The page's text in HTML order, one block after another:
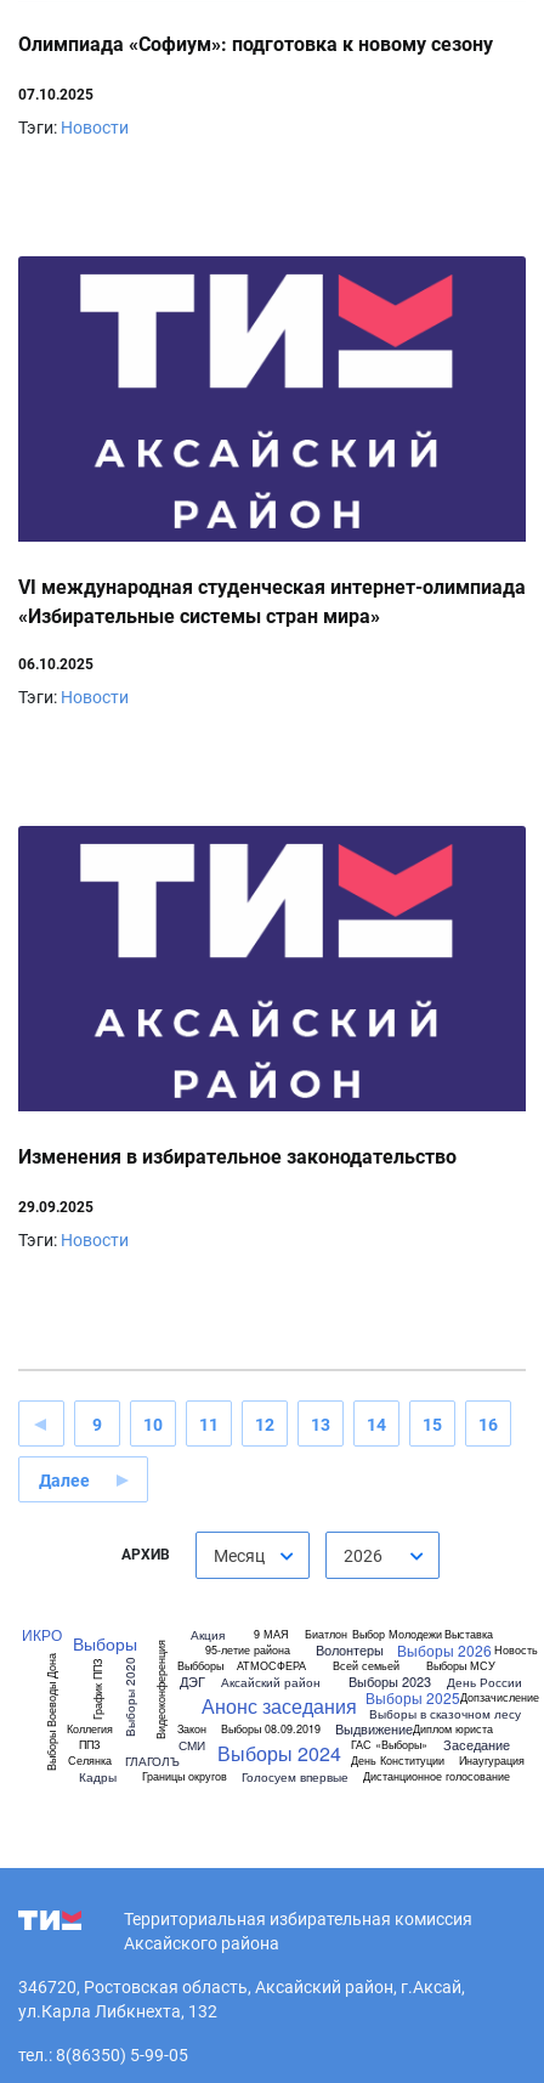
Олимпиада «Софиум»: подготовка к новому сезону
07.10.2025
Тэги: Новости
VI международная студенческая интернет-олимпиада
«Избирательные системы стран мира»
06.10.2025
Тэги: Новости
Изменения в избирательное законодательство
29.09.2025
Тэги: Новости
9 10 11 12 13 14 15 16
Далее
АРХИВ Месяц 2026
9 МАЯ
95-летие района
АТМОСФЕРА
Аксайский район
Акция
Анонс заседания
Биатлон
Видеоконференция Волонтеры
Всей семьей
Выбборы
Выбор Молодежи
Выборы
Выборы 08.09.2019
Выборы 2020 Выборы 2023
Выборы 2024
Выборы 2025
Выборы 2026
Выборы Воеводы Дона Выборы МСУ
Выборы в сказочном лесу
Выдвижение
Выставка
ГАС «Выборы»
ГЛАГОЛЪ
Голосуем впервые
Границы округов
График ППЗ ДЭГ
День Конституции
День России
Диплом юриста
Дистанционное голосование
Допзачисление
Закон
Заседание
ИКРО
Инаугурация
Кадры
Коллегия
Новость
ППЗ СМИ
Селянка
Территориальная избирательная комиссия
Аксайского района
346720, Ростовская область, Аксайский район, г.Аксай,
ул.Карла Либкнехта, 132
тел.: 8(86350) 5-99-05